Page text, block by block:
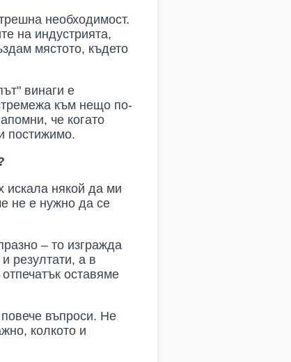
необходимост.
на индустрията,
мястото, където
винаги е
към нещо по-
че когато
постижимо.
искала някой да ми
не е нужно да се
– то изгражда
резултати, а в
оставяме
въпроси. Не
колкото и